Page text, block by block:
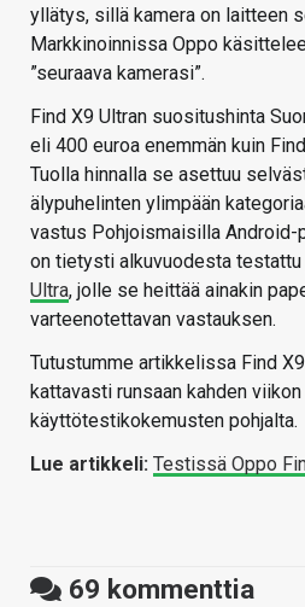
yllätys, sillä kamera on laitteen
Markkinoinnissa Oppo
”seuraava kamerasi”.
Find X9 Ultran suositushinta
eli 400 euroa enemmän kuin
Tuolla hinnalla se asettuu
älypuhelinten ylimpään
vastus Pohjoismaisilla Android-
on tietysti alkuvuodesta testattu
Ultra, jolle se heittää ainakin
varteenotettavan vastauksen.
Tutustumme artikkelissa Find
kattavasti runsaan kahden
käyttötestikokemusten pohjalta.
Lue artikkeli: Testissä Oppo
69 kommenttia